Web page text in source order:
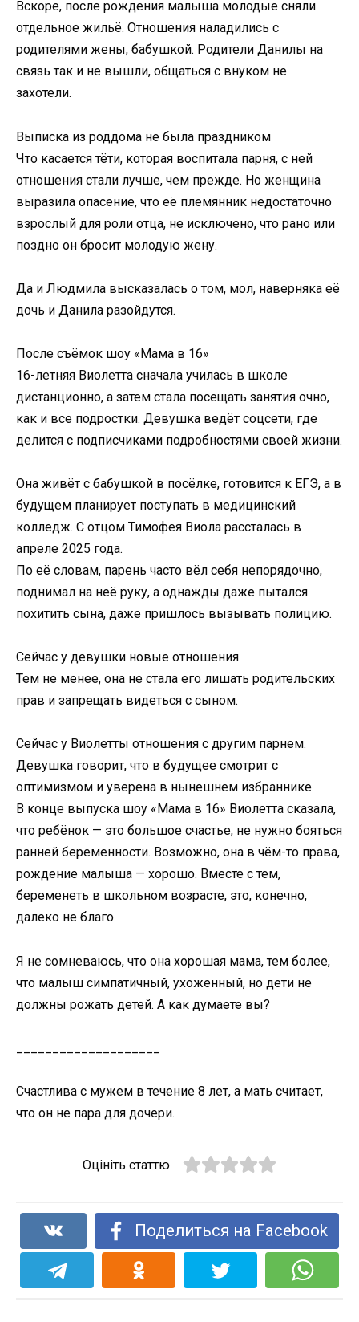
Вскоре, после рождения малыша молодые сняли
отдельное жильё. Отношения наладились с
родителями жены, бабушкой. Родители Данилы на
связь так и не вышли, общаться с внуком не
захотели.
Выписка из роддома не была праздником
Что касается тёти, которая воспитала парня, с ней
отношения стали лучше, чем прежде. Но женщина
выразила опасение, что её племянник недостаточно
взрослый для роли отца, не исключено, что рано или
поздно он бросит молодую жену.
Да и Людмила высказалась о том, мол, наверняка её
дочь и Данила разойдутся.
После съёмок шоу «Мама в 16»
16-летняя Виолетта сначала училась в школе
дистанционно, а затем стала посещать занятия очно,
как и все подростки. Девушка ведёт соцсети, где
делится с подписчиками подробностями своей жизни.
Она живёт с бабушкой в посёлке, готовится к ЕГЭ, а в
будущем планирует поступать в медицинский
колледж. С отцом Тимофея Виола рассталась в
апреле 2025 года.
По её словам, парень часто вёл себя непорядочно,
поднимал на неё руку, а однажды даже пытался
похитить сына, даже пришлось вызывать полицию.
Сейчас у девушки новые отношения
Тем не менее, она не стала его лишать родительских
прав и запрещать видеться с сыном.
Сейчас у Виолетты отношения с другим парнем.
Девушка говорит, что в будущее смотрит с
оптимизмом и уверена в нынешнем избраннике.
В конце выпуска шоу «Мама в 16» Виолетта сказала,
что ребёнок — это большое счастье, не нужно бояться
ранней беременности. Возможно, она в чём-то права,
рождение малыша — хорошо. Вместе с тем,
беременеть в школьном возрасте, это, конечно,
далеко не благо.
Я не сомневаюсь, что она хорошая мама, тем более,
что малыш симпатичный, ухоженный, но дети не
должны рожать детей. А как думаете вы?
Счастлива с мужем в течение 8 лет, а мать считает,
что он не пара для дочери.
Оцініть статтю
Поделиться на Facebook